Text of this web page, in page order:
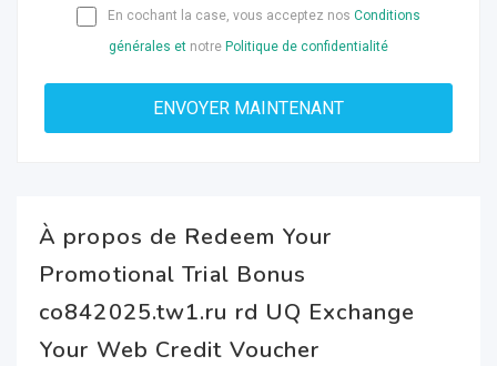
En cochant la case, vous acceptez nos Conditions
générales et notre Politique de confidentialité
À propos de Redeem Your
Promotional Trial Bonus
co842025.tw1.ru rd UQ Exchange
Your Web Credit Voucher